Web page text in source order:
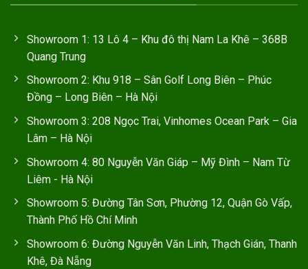
Showroom 1: 13 Lô 4 – Khu đô thị Nam La Khê – 368B
Quang Trung
Showroom 2: Khu 918 – Sân Golf Long Biên – Phúc
Đồng – Long Biên – Hà Nội
Showroom 3: 208 Ngọc Trai, Vinhomes Ocean Park – Gia
Lâm – Hà Nội
Showroom 4: 80 Nguyễn Văn Giáp – Mỹ Đình – Nam Từ
Liêm - Hà Nội
Showroom 5: Đường Tân Sơn, Phường 12, Quận Gò Vấp,
Thành Phố Hồ Chí Minh
Showroom 6: Đường Nguyễn Văn Linh, Thạch Gián, Thanh
Khê, Đà Nẵng